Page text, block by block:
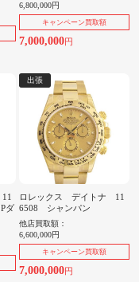
6,800,000円
キャンペーン買取額
7,000,000円
ダ
出張
ロレックス デイトナ 11
6508 シャンパン
他店買取額：
6,600,000円
キャンペーン買取額
7,000,000円